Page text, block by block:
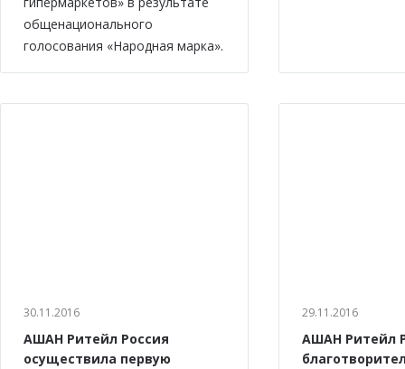
общенационального
голосования «Народная марка».
30.11.2016
АШАН Ритейл Россия
осуществила первую
29.11.2016
АШАН Ритейл